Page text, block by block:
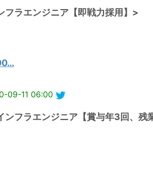
フラエンジニア【即戦力採用】>
09-11 06:00
フラエンジニア【賞与年3回、残